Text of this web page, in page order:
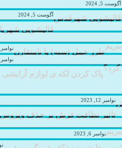
آگوست 5, 2024
قالیشویی شهرقدسآگوست 5, 2024
قالیشویی
طرز عمل (سنه) یا نامتقارننوامبر 18, 2023
کرد؟
نوامبر 16, 2023
پاک کردن لکه ی لوازم
نوامبر 12, 2023
تاثیر نظافت فرش بر حذف ویروس
نوامبر 6, 2023